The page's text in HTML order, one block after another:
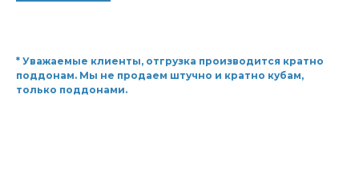
* Уважаемые клиенты, отгрузка производится кратно
поддонам. Мы не продаем штучно и кратно кубам,
только поддонами.